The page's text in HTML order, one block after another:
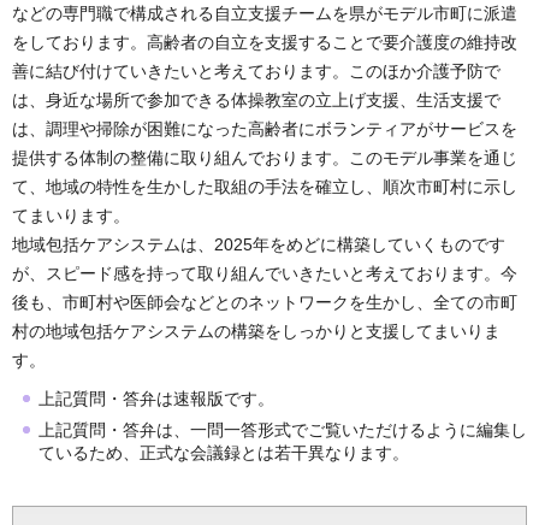
などの専門職で構成される自立支援チームを県がモデル市町に派遣
をしております。高齢者の自立を支援することで要介護度の維持改
善に結び付けていきたいと考えております。このほか介護予防で
は、身近な場所で参加できる体操教室の立上げ支援、生活支援で
は、調理や掃除が困難になった高齢者にボランティアがサービスを
提供する体制の整備に取り組んでおります。このモデル事業を通じ
て、地域の特性を生かした取組の手法を確立し、順次市町村に示し
てまいります。
地域包括ケアシステムは、2025年をめどに構築していくものです
が、スピード感を持って取り組んでいきたいと考えております。今
後も、市町村や医師会などとのネットワークを生かし、全ての市町
村の地域包括ケアシステムの構築をしっかりと支援してまいりま
す。
上記質問・答弁は速報版です。
上記質問・答弁は、一問一答形式でご覧いただけるように編集し
ているため、正式な会議録とは若干異なります。